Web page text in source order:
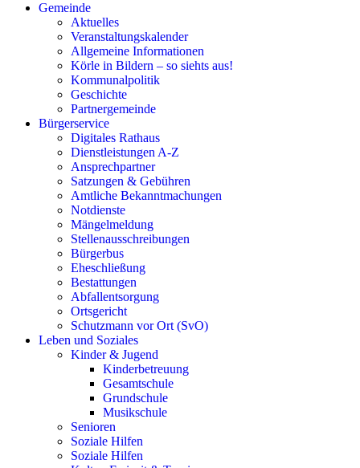
Gemeinde
Aktuelles
Veranstaltungskalender
Allgemeine Informationen
Körle in Bildern – so siehts aus!
Kommunalpolitik
Geschichte
Partnergemeinde
Bürgerservice
Digitales Rathaus
Dienstleistungen A-Z
Ansprechpartner
Satzungen & Gebühren
Amtliche Bekanntmachungen
Notdienste
Mängelmeldung
Stellenausschreibungen
Bürgerbus
Eheschließung
Bestattungen
Abfallentsorgung
Ortsgericht
Schutzmann vor Ort (SvO)
Leben und Soziales
Kinder & Jugend
Kinderbetreuung
Gesamtschule
Grundschule
Musikschule
Senioren
Soziale Hilfen
Soziale Hilfen